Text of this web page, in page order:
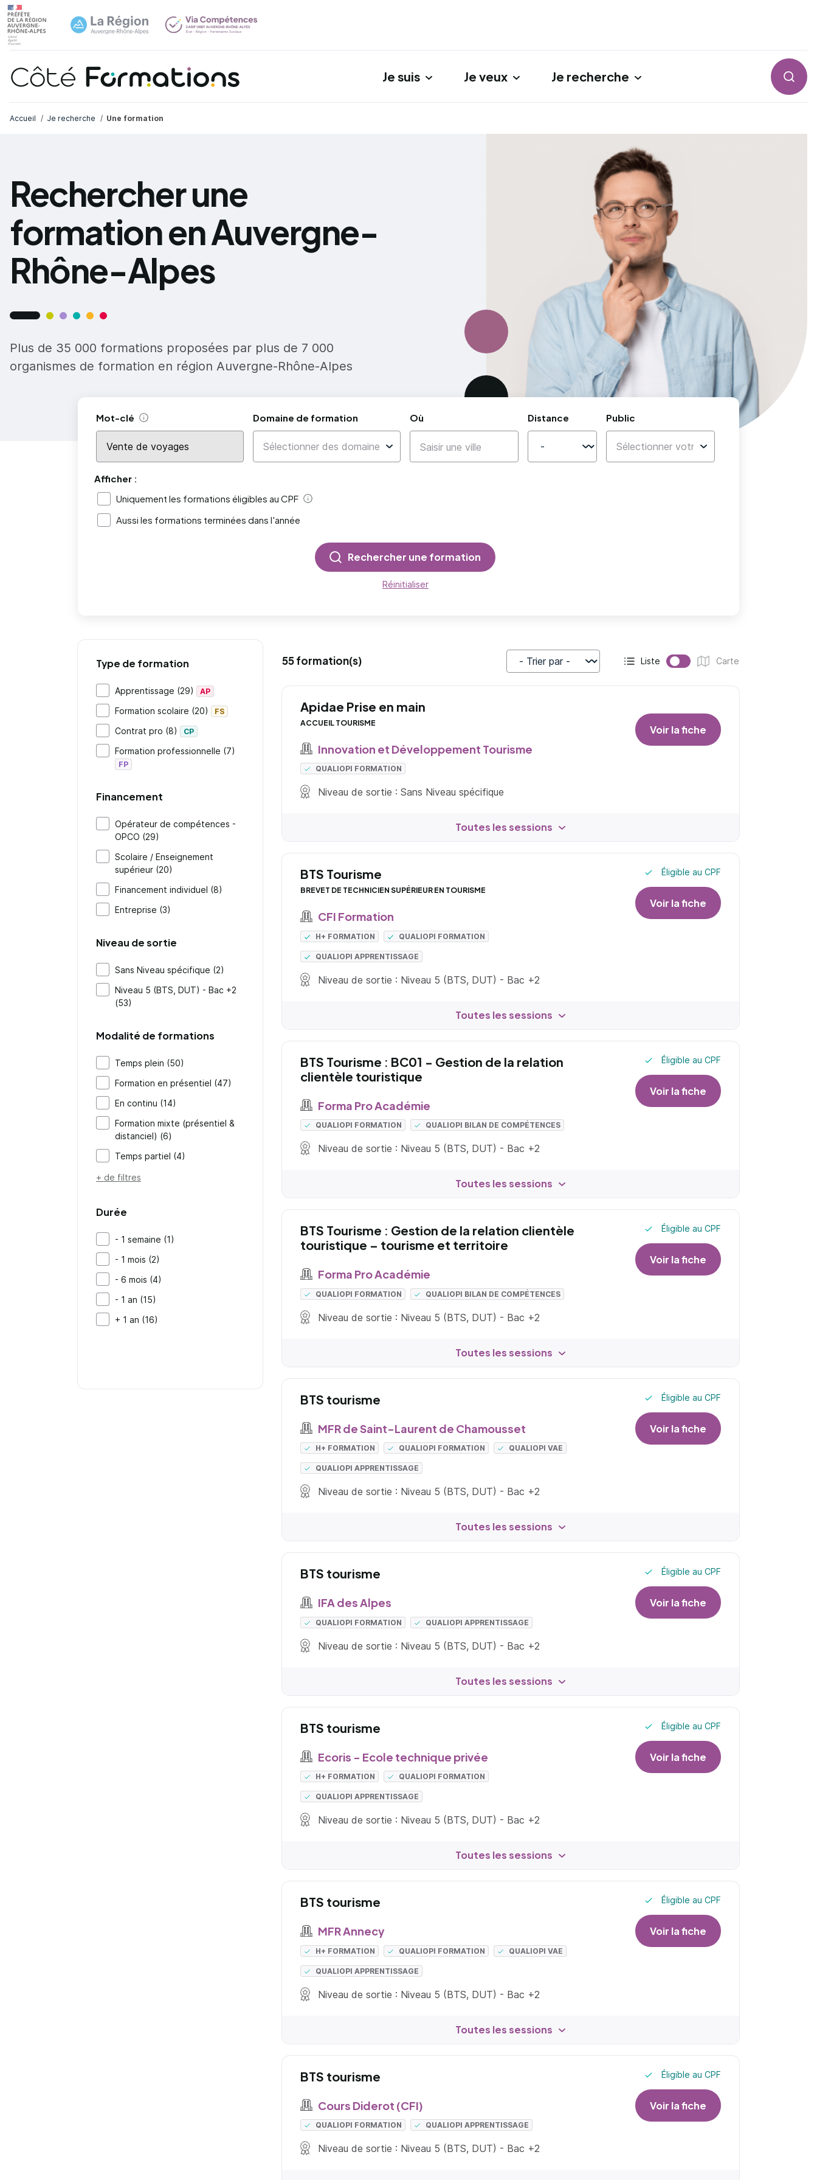
Je suis Je veux Je recherche
Accueil Je recherche Une formation
Rechercher une
formation en Auvergne-
Rhône-Alpes
Plus de 35 000 formations proposées par plus de 7 000
organismes de formation en région Auvergne-Rhône-Alpes
Mot-clé Aide Domaine de formation Où Distance Public
Afficher :
Uniquement les formations éligibles au CPF
Aide
Aussi les formations terminées dans l'année
Rechercher une formation
Réinitialiser
Type de formation
Apprentissage (29) AP
Formation scolaire (20) FS
Contrat pro (8) CP
Formation professionnelle (7)
FP
Financement
Opérateur de compétences -
OPCO (29)
Scolaire / Enseignement
supérieur (20)
Financement individuel (8)
Entreprise (3)
Niveau de sortie
Sans Niveau spécifique (2)
Niveau 5 (BTS, DUT) - Bac +2
(53)
Modalité de formations
Temps plein (50)
Formation en présentiel (47)
En continu (14)
Formation mixte (présentiel &
distanciel) (6)
Temps partiel (4)
+ de filtres
Durée
- 1 semaine (1)
- 1 mois (2)
- 6 mois (4)
- 1 an (15)
+ 1 an (16)
55 formation(s)
Trier par Affichage actif :
Liste
Affichage :
Carte
Apidae Prise en main
ACCUEIL TOURISME
Innovation et Développement Tourisme
QUALIOPI FORMATION
Niveau de sortie : Sans Niveau spécifique
Voir la fiche
Toutes les sessions
BTS Tourisme
BREVET DE TECHNICIEN SUPÉRIEUR EN TOURISME
CFI Formation
H+ FORMATION QUALIOPI FORMATION
QUALIOPI APPRENTISSAGE
Niveau de sortie : Niveau 5 (BTS, DUT) - Bac +2
Éligible au CPF
Voir la fiche
Toutes les sessions
BTS Tourisme : BC01 - Gestion de la relation
clientèle touristique
Forma Pro Académie
QUALIOPI FORMATION QUALIOPI BILAN DE COMPÉTENCES
Niveau de sortie : Niveau 5 (BTS, DUT) - Bac +2
Éligible au CPF
Voir la fiche
Toutes les sessions
BTS Tourisme : Gestion de la relation clientèle
touristique – tourisme et territoire
Forma Pro Académie
QUALIOPI FORMATION QUALIOPI BILAN DE COMPÉTENCES
Niveau de sortie : Niveau 5 (BTS, DUT) - Bac +2
Éligible au CPF
Voir la fiche
Toutes les sessions
BTS tourisme
MFR de Saint-Laurent de Chamousset
H+ FORMATION QUALIOPI FORMATION QUALIOPI VAE
QUALIOPI APPRENTISSAGE
Niveau de sortie : Niveau 5 (BTS, DUT) - Bac +2
Éligible au CPF
Voir la fiche
Toutes les sessions
BTS tourisme
IFA des Alpes
QUALIOPI FORMATION QUALIOPI APPRENTISSAGE
Niveau de sortie : Niveau 5 (BTS, DUT) - Bac +2
Éligible au CPF
Voir la fiche
Toutes les sessions
BTS tourisme
Ecoris - Ecole technique privée
H+ FORMATION QUALIOPI FORMATION
QUALIOPI APPRENTISSAGE
Niveau de sortie : Niveau 5 (BTS, DUT) - Bac +2
Éligible au CPF
Voir la fiche
Toutes les sessions
BTS tourisme
MFR Annecy
H+ FORMATION QUALIOPI FORMATION QUALIOPI VAE
QUALIOPI APPRENTISSAGE
Niveau de sortie : Niveau 5 (BTS, DUT) - Bac +2
Éligible au CPF
Voir la fiche
Toutes les sessions
BTS tourisme
Cours Diderot (CFI)
QUALIOPI FORMATION QUALIOPI APPRENTISSAGE
Niveau de sortie : Niveau 5 (BTS, DUT) - Bac +2
Éligible au CPF
Voir la fiche